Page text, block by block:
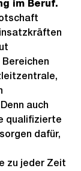
im Beruf.
auch
qualifizierte
dafür,
zu jeder Zeit